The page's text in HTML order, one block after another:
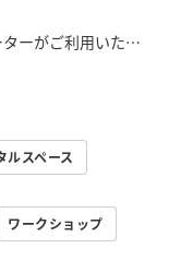
ーがご利用いただ
ます！
ルスペース
ワークショップ